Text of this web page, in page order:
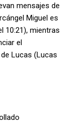
mensajes de
Miguel es
10:21), mientras
el
Lucas (Lucas